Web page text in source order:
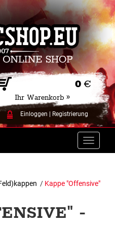
0 €
Ihr Warenkorb »
Einloggen Registrierung
Toggle
/ Kappe "Offensive"
-